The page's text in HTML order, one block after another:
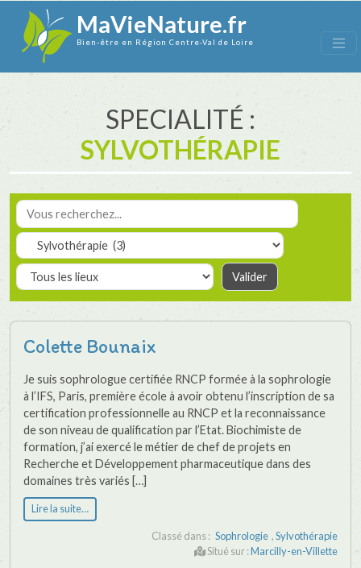
MaVieNature.fr
Bien-être en Région Centre-Val de Loire
SPECIALITÉ :
SYLVOTHÉRAPIE
Colette Bounaix
Je suis sophrologue certifiée RNCP formée à la sophrologie
à l’IFS, Paris, première école à avoir obtenu l’inscription de sa
certification professionnelle au RNCP et la reconnaissance
de son niveau de qualification par l’Etat. Biochimiste de
formation, j’ai exercé le métier de chef de projets en
Recherche et Développement pharmaceutique dans des
domaines très variés […]
Lire la suite…
Classé dans : Sophrologie ,Sylvothérapie
Situé sur :Marcilly-en-Villette